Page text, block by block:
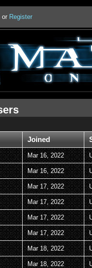
or Register
Joined
Mar 16, 2022
Mar 16, 2022
Mar 17, 2022
Mar 17, 2022
Mar 17, 2022
Mar 17, 2022
Mar 18, 2022
Mar 18, 2022